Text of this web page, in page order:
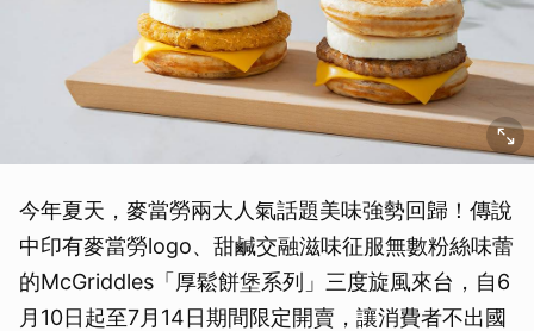
今年夏天，麥當勞兩大人氣話題美味強勢回歸！傳說
中印有麥當勞logo、甜鹹交融滋味征服無數粉絲味蕾
的McGriddles「厚鬆餅堡系列」三度旋風來台，自6
月10日起至7月14日期間限定開賣，讓消費者不出國